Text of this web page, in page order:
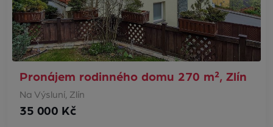
Pronájem rodinného domu 270 m², Zlín
Na Výsluní, Zlín
35 000 Kč